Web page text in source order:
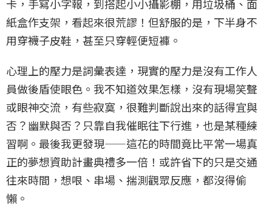
卡，手寫小字報，到搭起小小攝影棚，用垃圾桶、面
紙盒作支架，看起來很荒謬！但舒服的是，下半身不
用穿襪子皮鞋，甚至只穿輕便短褲。
心理上的壓力是詞彙表達，現實的壓力是沒有工作人
員做後盾使眼色。我不知道效果怎樣，沒有現場笑聲
或眼神交流，有些寂寞，很難判斷說出來的話得宜與
否？幽默與否？只靠自我催眠往下行進，也是某種練
習啊。最後我更發現——這花的時間竟比平常一場真
正的夢想資助計畫典禮多一倍！或許省下的只是交通
往來時間，想哏、串場、揣測觀眾反應，都沒得偷
懶。